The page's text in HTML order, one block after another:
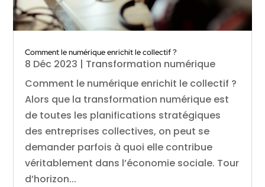
Comment le numérique enrichit le collectif ?
8 Déc 2023 | Transformation numérique
Comment le numérique enrichit le collectif ?
Alors que la transformation numérique est
de toutes les planifications stratégiques
des entreprises collectives, on peut se
demander parfois à quoi elle contribue
véritablement dans l’économie sociale. Tour
d’horizon...